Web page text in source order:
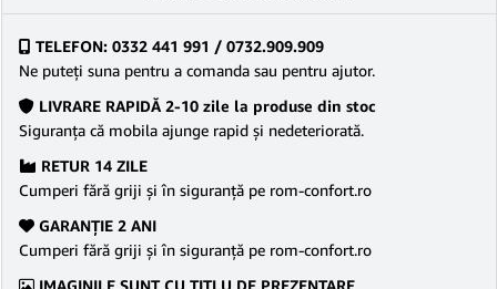
TELEFON: 0332 441 991 / 0732.909.909
Ne puteţi suna pentru a comanda sau pentru ajutor.
LIVRARE RAPIDĂ 2-10 zile la produse din stoc
Siguranţa că mobila ajunge rapid şi nedeteriorată.
RETUR 14 ZILE
Cumperi fără griji şi în siguranţă pe rom-confort.ro
GARANŢIE 2 ANI
Cumperi fără griji şi în siguranţă pe rom-confort.ro
IMAGINILE SUNT CU TITLU DE PREZENTARE